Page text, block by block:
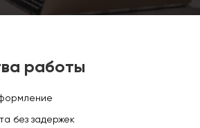
работы
без задержек